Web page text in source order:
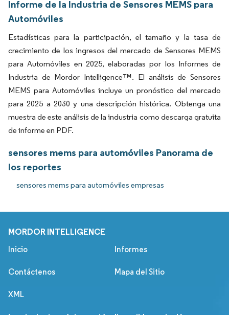
Informe de la Industria de Sensores MEMS para
Automóviles
Estadísticas para la participación, el tamaño y la tasa de
crecimiento de los ingresos del mercado de Sensores MEMS
para Automóviles en 2025, elaboradas por los Informes de
Industria de Mordor Intelligence™. El análisis de Sensores
MEMS para Automóviles incluye un pronóstico del mercado
para 2025 a 2030 y una descripción histórica. Obtenga una
muestra de este análisis de la industria como descarga gratuita
de informe en PDF.
sensores mems para automóviles Panorama de
los reportes
sensores mems para automóviles empresas
MORDOR INTELLIGENCE
Inicio Informes
Contáctenos Mapa del Sitio
XML